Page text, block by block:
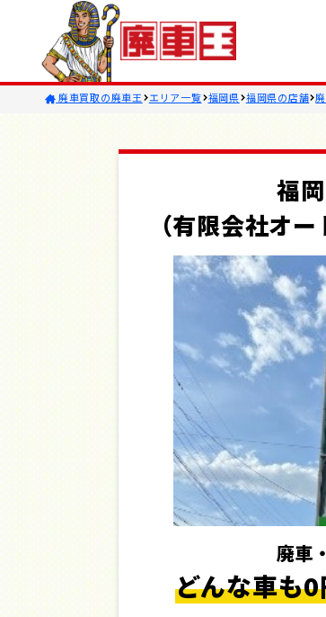
廃車買取の廃車王 エリア一覧 福岡県 福岡県の店舗
福
（有限会社オ
廃車
どんな車も